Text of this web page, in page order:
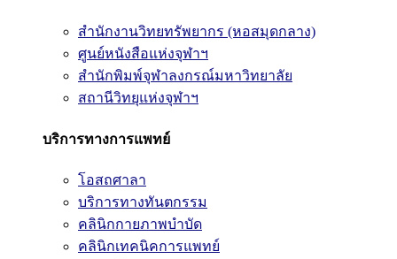
สำนักงานวิทยทรัพยากร (หอสมุดกลาง)
ศูนย์หนังสือแห่งจุฬาฯ
สำนักพิมพ์จุฬาลงกรณ์มหาวิทยาลัย
สถานีวิทยุแห่งจุฬาฯ
บริการทางการแพทย์
โอสถศาลา
บริการทางทันตกรรม
คลินิกกายภาพบำบัด
คลินิกเทคนิคการแพทย์